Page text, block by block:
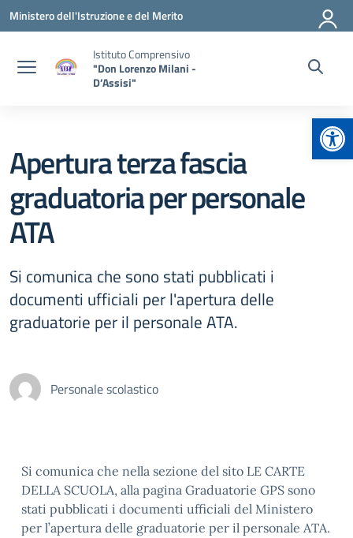
Vai ai contenuti
Vai al menu di navigazione
Vai al footer
Ministero dell'Istruzione e del Merito
Istituto Comprensivo
"Don Lorenzo Milani -
D’Assisi"
Apertura terza fascia
graduatoria per personale
ATA
Si comunica che sono stati pubblicati i
documenti ufficiali per l'apertura delle
graduatorie per il personale ATA.
Personale scolastico
Si comunica che nella sezione del sito LE CARTE
DELLA SCUOLA, alla pagina Graduatorie GPS sono
stati pubblicati i documenti ufficiali del Ministero
per l’apertura delle graduatorie per il personale ATA.